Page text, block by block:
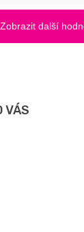
Zobrazit další
VÁS